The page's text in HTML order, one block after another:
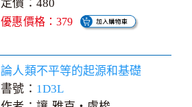
定價：480
優惠價格：379
論人類不平等的起源和基礎
書號： 1D3L